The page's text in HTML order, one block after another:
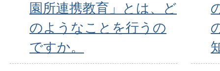
園所連携教育」とは、ど
のようなことを行うの
ですか。